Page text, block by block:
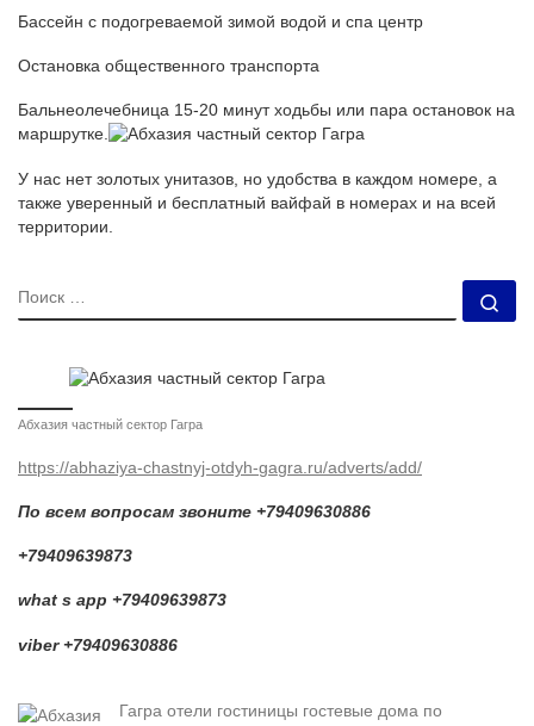
Бассейн с подогреваемой зимой водой и спа центр
Остановка общественного транспорта
Бальнеолечебница 15-20 минут ходьбы или пара остановок на
маршрутке.
У нас нет золотых унитазов, но удобства в каждом номере, а
также уверенный и бесплатный вайфай в номерах и на всей
территории.
ПОИСК
Абхазия частный сектор Гагра
https://abhaziya-chastnyj-otdyh-gagra.ru/adverts/add/
По всем вопросам звоните +79409630886
+79409639873
what s app +79409639873
viber +79409630886
Гагра отели гостиницы гостевые дома по